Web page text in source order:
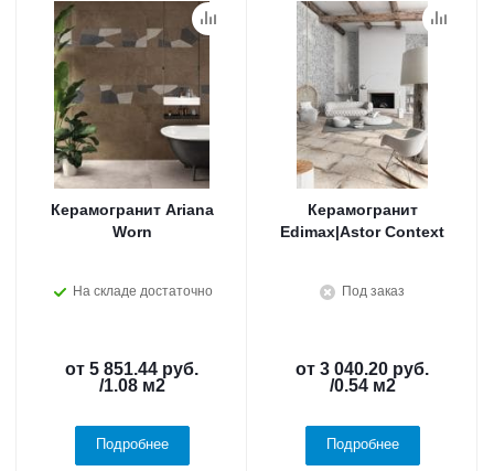
Керамогранит Ariana
Worn
На складе достаточно
от 5 851.44 руб.
/1.08 м2
Подробнее
Керамогранит
Edimax|Astor Context
Под заказ
от 3 040.20 руб.
/0.54 м2
Подробнее